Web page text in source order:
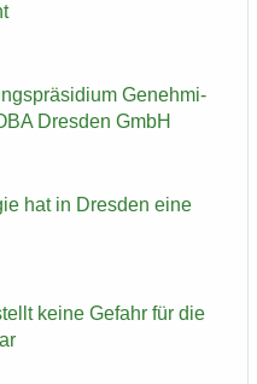
Ge­neh­mi­
Dres­den GmbH
hat in Dres­den eine
keine Ge­fahr für die